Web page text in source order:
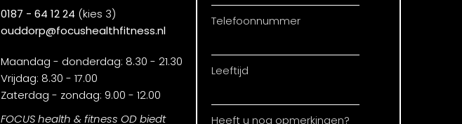
0187 - 64 12 24 (kies 3)
ouddorp@focushealthfitness.nl
Maandag - donderdag: 8.30 - 21.30
Vrijdag: 8.30 - 17.00
Zaterdag - zondag: 9.00 - 12.00
FOCUS health & fitness OD biedt
Telefoonnummer
Leeftijd
Heeft u nog opmerkingen?